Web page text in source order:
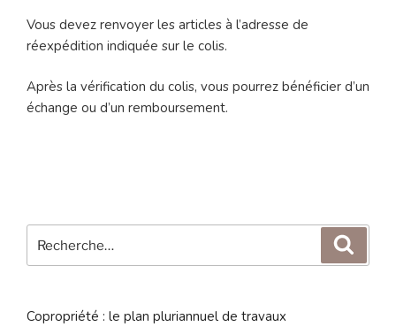
Vous devez renvoyer les articles à l’adresse de
réexpédition indiquée sur le colis.
Après la vérification du colis, vous pourrez bénéficier d’un
échange ou d’un remboursement.
pour
Copropriété : le plan pluriannuel de travaux